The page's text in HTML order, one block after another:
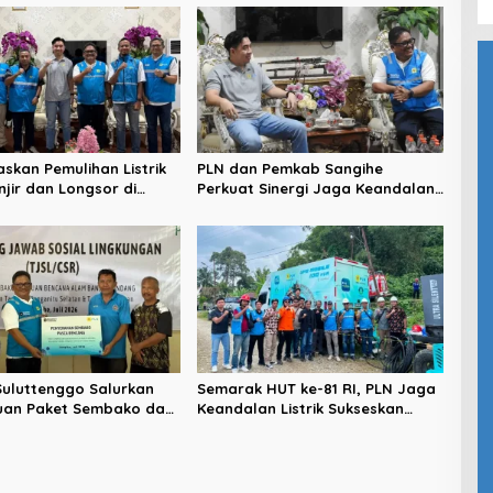
Pemulihan Listrik
dan Longsor di
Kunci
PLN dan Pemkab Sangihe
Perkuat Sinergi Jaga Keandalan
Salurkan
Paket Sembako dan
Semarak HUT ke-81 RI, PLN Jaga
Keandalan Listrik Sukseskan